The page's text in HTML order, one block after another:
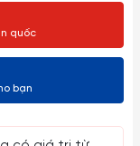
quốc
bạn